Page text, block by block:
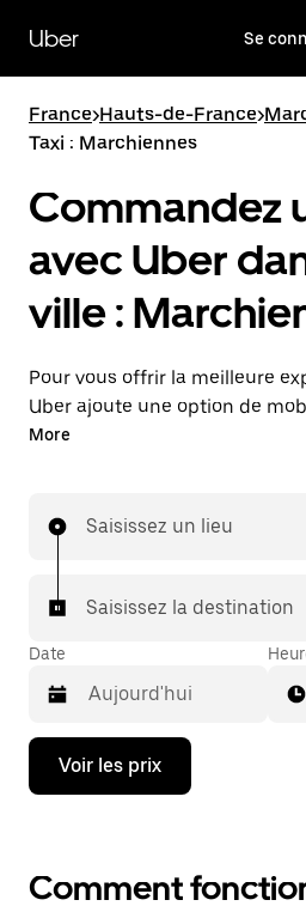
contenu
principal
Uber Se
France>Hauts-de-France>
Taxi : Marchiennes
Commandez
avec Uber
ville :
Pour vous offrir la meilleure
Uber ajoute une option de
maintenant disponibles dans
More
Saisissez un lieu
Saisissez la destination
Date
Appuyez
la
bas
Voir les prix
Comment